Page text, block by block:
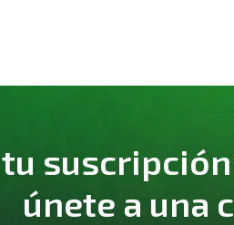
únete a una